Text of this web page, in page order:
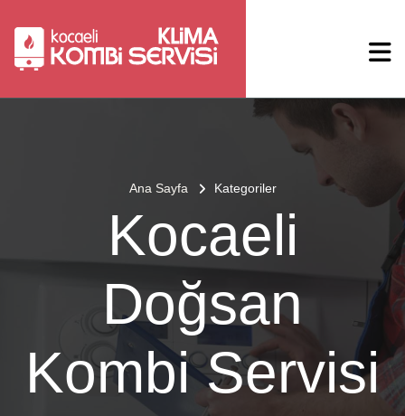
Ana Sayfa Kategoriler
Kocaeli
Doğsan
Kombi Servisi